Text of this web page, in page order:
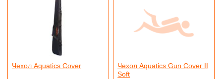
Чехол Aquatics Cover
Чехол Aquatics Gun Cover II
Soft